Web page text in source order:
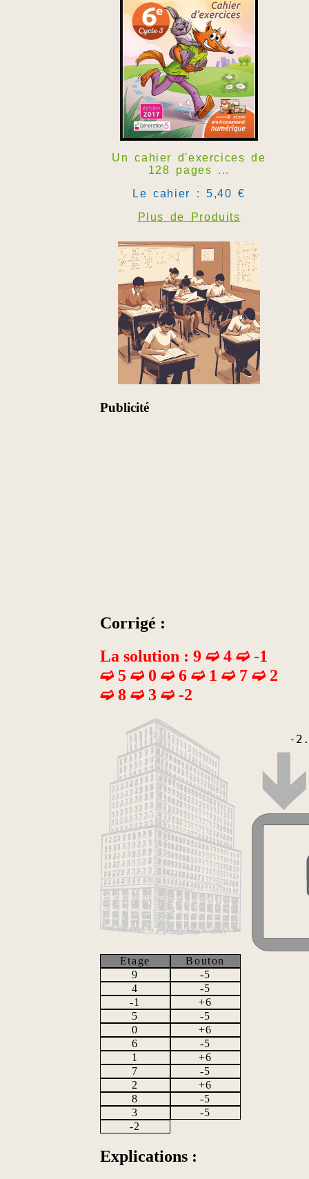
Un cahier d'exercices de
128 pages ...
Le cahier : 5,40 €
Plus de Produits
Publicité
Corrigé :
La solution : 9 ➫ 4 ➫ -1
➫ 5 ➫ 0 ➫ 6 ➫ 1 ➫ 7 ➫ 2
➫ 8 ➫ 3 ➫ -2
-
Etage
Bouton
9
-5
4
-5
-1
+6
5
-5
0
+6
6
-5
1
+6
7
-5
2
+6
8
-5
3
-5
-2
Explications :